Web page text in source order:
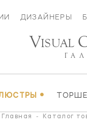
ДИЗАЙНЕРЫ
•
VISUAL
Главная - Каталог